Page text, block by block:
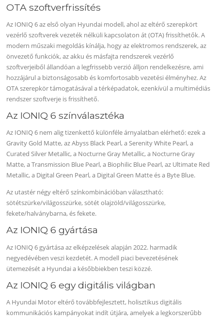
OTA szoftverfrissítés
Az IONIQ 6 az első olyan Hyundai modell, ahol az eltérő szerepkört
vezérlő szoftverek vezeték nélküli kapcsolaton át (OTA) frissíthetők. A
modern műszaki megoldás kínálja, hogy az elektromos rendszerek, az
önvezető funkciók, az akku és másfajta rendszerek vezérlő
szoftverjeiből állandóan a legfrissebb verzió álljon rendelkezésre, ami
hozzájárul a biztonságosabb és komfortosabb vezetési élményhez. Az
OTA szerepkör támogatásával a térképadatok, ezenkívül a multimédiás
rendszer szoftverje is frissíthető.
Az IONIQ 6 színválasztéka
Az IONIQ 6 nem alig tizenkettő különféle árnyalatban elérhető: ezek a
Gravity Gold Matte, az Abyss Black Pearl, a Serenity White Pearl, a
Curated Silver Metallic, a Nocturne Gray Metallic, a Nocturne Gray
Matte, a Transmission Blue Pearl, a Biophilic Blue Pearl, az Ultimate Red
Metallic, a Digital Green Pearl, a Digital Green Matte és a Byte Blue.
Az utastér négy eltérő színkombinációban választható:
sötétszürke/világosszürke, sötét olajzöld/világosszürke,
fekete/halványbarna, és fekete.
Az IONIQ 6 gyártása
Az IONIQ 6 gyártása az elképzelések alapján 2022. harmadik
negyedévében veszi kezdetét. A modell piaci bevezetésének
ütemezését a Hyundai a későbbiekben teszi közzé.
Az IONIQ 6 egy digitális világban
A Hyundai Motor eltérő továbbfejlesztett, holisztikus digitális
kommunikációs kampányokat indít útjára, amelyek a legkorszerűbb